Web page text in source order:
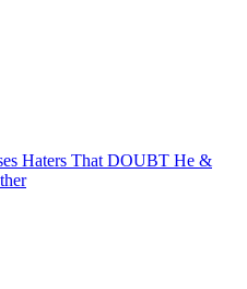
Haters That DOUBT He &